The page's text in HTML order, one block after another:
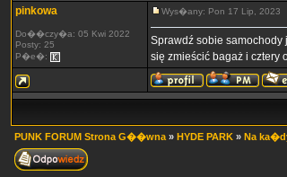
pinkowa
Do��czy�a: 05 Kwi 2022
Posty: 25
P�e�:
Wys�any: Pon 17 Lip, 2023
Sprawdź sobie samochody
się zmieścić bagaż i cztery
PUNK FORUM Strona G��wna » HYDE PARK » Na